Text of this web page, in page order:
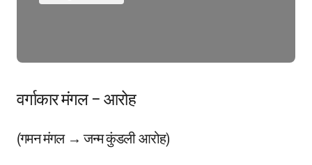
वर्गाकार मंगल – आरोह
(गमन मंगल → जन्म कुंडली आरोह)